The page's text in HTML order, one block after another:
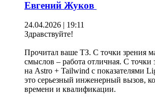
Евгений Жуков
24.04.2026 | 19:11
Здравствуйте!
Прочитал ваше ТЗ. С точки зрения
смыслов – работа отличная. С точки
на Astro + Tailwind с показателями
это серьезный инженерный вызов,
времени и квалификации.